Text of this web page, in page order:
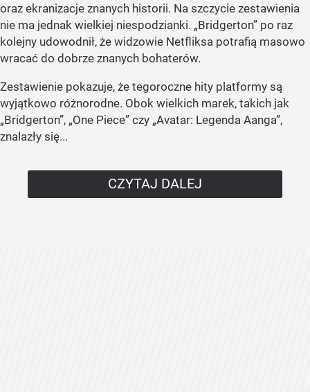
oraz ekranizacje znanych historii. Na szczycie zestawienia
nie ma jednak wielkiej niespodzianki. „Bridgerton” po raz
kolejny udowodnił, że widzowie Netfliksa potrafią masowo
wracać do dobrze znanych bohaterów.
Zestawienie pokazuje, że tegoroczne hity platformy są
wyjątkowo różnorodne. Obok wielkich marek, takich jak
„Bridgerton”, „One Piece” czy „Avatar: Legenda Aanga”,
znalazły się...
CZYTAJ DALEJ